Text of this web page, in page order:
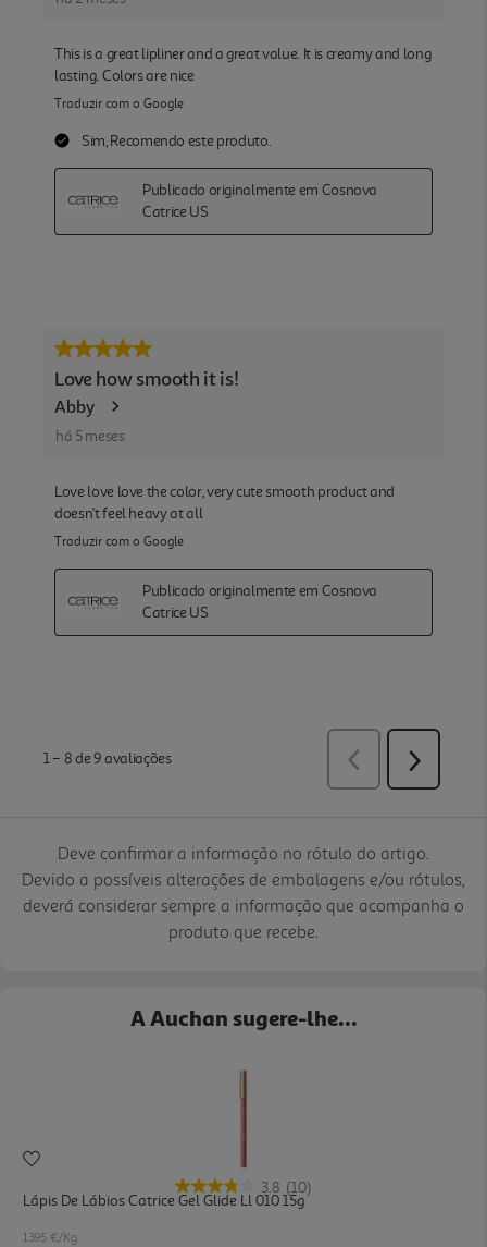
Deve confirmar a informação no rótulo do artigo.
Devido a possíveis alterações de embalagens e/ou rótulos,
deverá considerar sempre a informação que acompanha o
produto que recebe.
A Auchan sugere-lhe...
3.8 (10)
Lápis De Lábios Catrice Gel Glide Ll 010 15g
1395 €/Kg